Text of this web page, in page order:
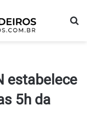
estabelece
5h da